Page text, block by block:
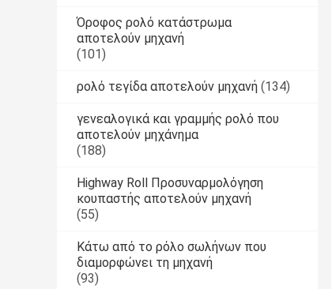
Όροφος ρολό κατάστρωμα
αποτελούν μηχανή
(101)
ρολό τεγίδα αποτελούν μηχανή (134)
γενεαλογικά και γραμμής ρολό που
αποτελούν μηχάνημα
(188)
Highway Roll Προσυναρμολόγηση
κουπαστής αποτελούν μηχανή
(55)
Κάτω από το ρόλο σωλήνων που
διαμορφώνει τη μηχανή
(93)